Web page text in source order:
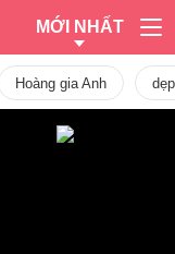
MỚI NHẤT
Hoàng gia Anh dẹp